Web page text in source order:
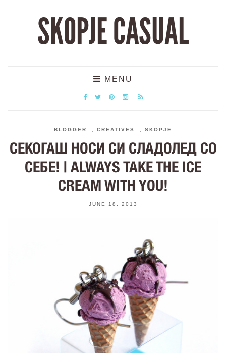
SKOPJE CASUAL
MENU
BLOGGER CREATIVES SKOPJE
СЕКОГАШ НОСИ СИ СЛАДОЛЕД СО
СЕБЕ! | ALWAYS TAKE THE ICE
CREAM WITH YOU!
JUNE 18, 2013